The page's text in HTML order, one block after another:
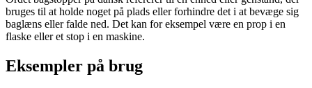
bruges til at holde noget på plads eller forhindre det i at bevæge sig
baglæns eller falde ned. Det kan for eksempel være en prop i en
flaske eller et stop i en maskine.
Eksempler på brug